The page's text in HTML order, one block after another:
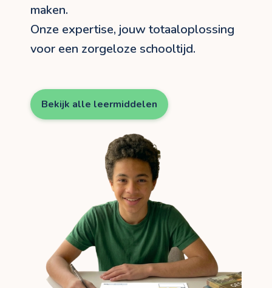
maken.
Onze expertise, jouw totaaloplossing
voor een zorgeloze schooltijd.
Bekijk alle leermiddelen